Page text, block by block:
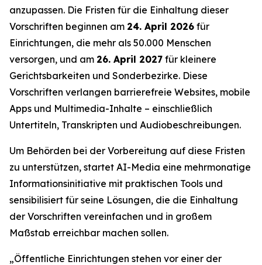
anzupassen. Die Fristen für die Einhaltung dieser
Vorschriften beginnen am 24. April 2026 für
Einrichtungen, die mehr als 50.000 Menschen
versorgen, und am 26. April 2027 für kleinere
Gerichtsbarkeiten und Sonderbezirke. Diese
Vorschriften verlangen barrierefreie Websites, mobile
Apps und Multimedia-Inhalte – einschließlich
Untertiteln, Transkripten und Audiobeschreibungen.
Um Behörden bei der Vorbereitung auf diese Fristen
zu unterstützen, startet AI-Media eine mehrmonatige
Informationsinitiative mit praktischen Tools und
sensibilisiert für seine Lösungen, die die Einhaltung
der Vorschriften vereinfachen und in großem
Maßstab erreichbar machen sollen.
„Öffentliche Einrichtungen stehen vor einer der